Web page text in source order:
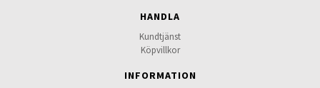
HANDLA
Kundtjänst
Köpvillkor
INFORMATION